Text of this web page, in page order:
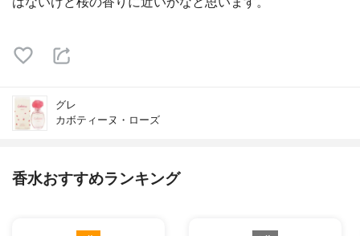
グレ
カボティーヌ・ローズ
香水おすすめランキング